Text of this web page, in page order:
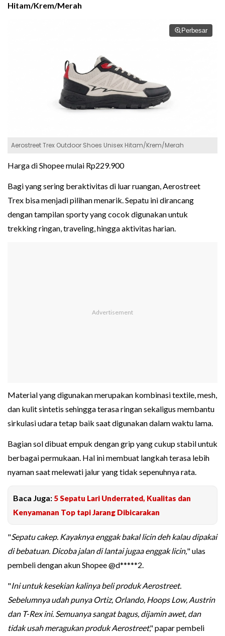
Hitam/Krem/Merah
Perbesar
Aerostreet Trex Outdoor Shoes Unisex Hitam/Krem/Merah
Harga di Shopee mulai Rp229.900
Bagi yang sering beraktivitas di luar ruangan, Aerostreet
Trex bisa menjadi pilihan menarik. Sepatu ini dirancang
dengan tampilan sporty yang cocok digunakan untuk
trekking ringan, traveling, hingga aktivitas harian.
Material yang digunakan merupakan kombinasi textile, mesh,
dan kulit sintetis sehingga terasa ringan sekaligus membantu
sirkulasi udara tetap baik saat digunakan dalam waktu lama.
Bagian sol dibuat empuk dengan grip yang cukup stabil untuk
berbagai permukaan. Hal ini membuat langkah terasa lebih
nyaman saat melewati jalur yang tidak sepenuhnya rata.
Baca Juga: 5 Sepatu Lari Underrated, Kualitas dan
Kenyamanan Top tapi Jarang Dibicarakan
"Sepatu cakep. Kayaknya enggak bakal licin deh kalau dipakai
di bebatuan. Dicoba jalan di lantai jugaa enggak licin," ulas
pembeli dengan akun Shopee @d*****2.
"Ini untuk kesekian kalinya beli produk Aerostreet.
Sebelumnya udah punya Ortiz, Orlando, Hoops Low, Austrin
dan T-Rex ini. Semuanya sangat bagus, dijamin awet, dan
tidak usah meragukan produk Aerostreet," papar pembeli